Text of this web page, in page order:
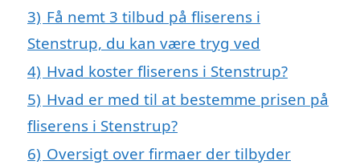
3) Få nemt 3 tilbud på fliserens i
Stenstrup, du kan være tryg ved
4) Hvad koster fliserens i Stenstrup?
5) Hvad er med til at bestemme prisen på
fliserens i Stenstrup?
6) Oversigt over firmaer der tilbyder